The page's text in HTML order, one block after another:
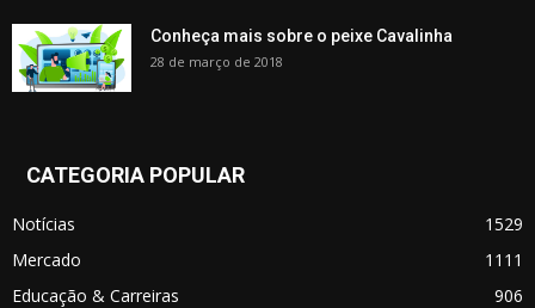
Conheça mais sobre o peixe Cavalinha
28 de março de 2018
CATEGORIA POPULAR
Notícias
1529
Mercado
1111
Educação & Carreiras
906